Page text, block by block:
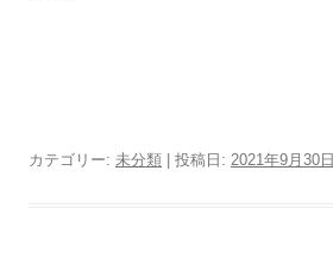
カテゴリー: 未分類 | 投稿日: 2021年9月30日